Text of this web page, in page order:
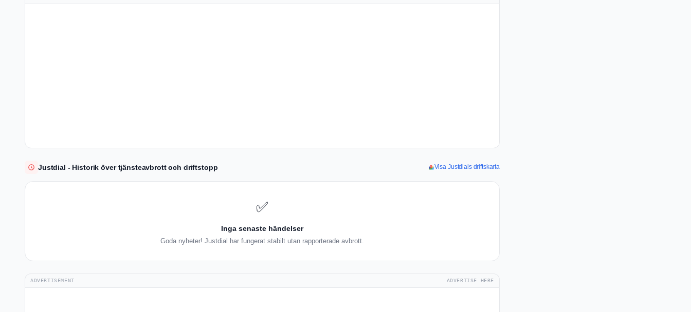
Justdial - Historik över tjänsteavbrott och driftstopp Visa Justdials driftskarta
✅
Inga senaste händelser
Goda nyheter! Justdial har fungerat stabilt utan rapporterade avbrott.
ADVERTISEMENT ADVERTISE HERE